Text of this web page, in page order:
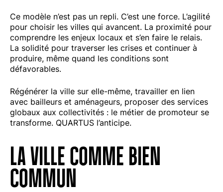
Ce modèle n’est pas un repli. C’est une force. L’agilité
pour choisir les villes qui avancent. La proximité pour
comprendre les enjeux locaux et s’en faire le relais.
La solidité pour traverser les crises et continuer à
produire, même quand les conditions sont
défavorables.
Régénérer la ville sur elle-même, travailler en lien
avec bailleurs et aménageurs, proposer des services
globaux aux collectivités : le métier de promoteur se
transforme. QUARTUS l’anticipe.
LA VILLE COMME BIEN
COMMUN